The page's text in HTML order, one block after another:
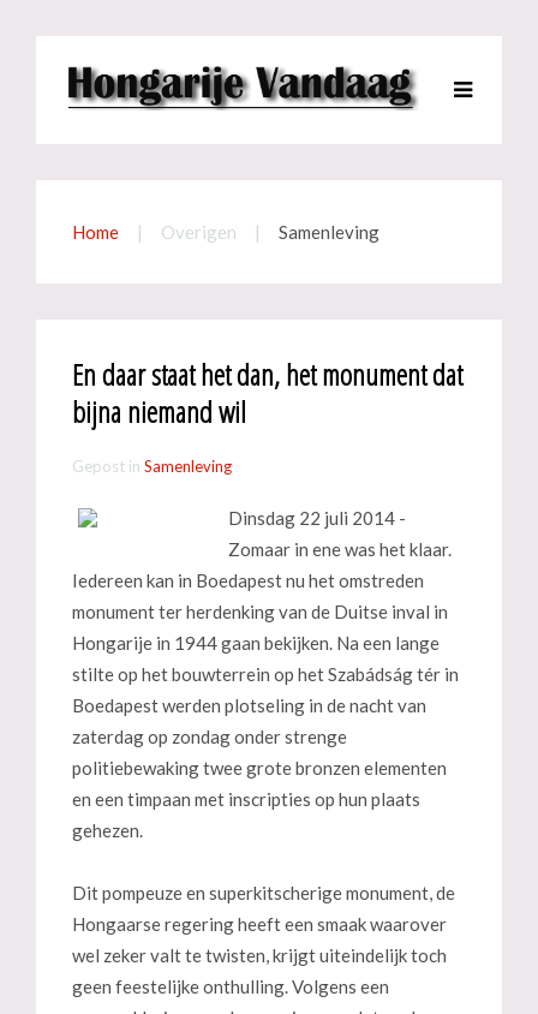
Home Overigen Samenleving
En daar staat het dan, het monument dat
bijna niemand wil
Gepost in Samenleving
Dinsdag 22 juli 2014 -
Zomaar in ene was het klaar.
Iedereen kan in Boedapest nu het omstreden
monument ter herdenking van de Duitse inval in
Hongarije in 1944 gaan bekijken. Na een lange
stilte op het bouwterrein op het Szabádság tér in
Boedapest werden plotseling in de nacht van
zaterdag op zondag onder strenge
politiebewaking twee grote bronzen elementen
en een timpaan met inscripties op hun plaats
gehezen.
Dit pompeuze en superkitscherige monument, de
Hongaarse regering heeft een smaak waarover
wel zeker valt te twisten, krijgt uiteindelijk toch
geen feestelijke onthulling. Volgens een